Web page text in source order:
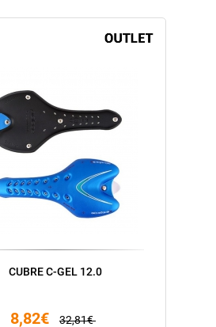
CUBRE C-GEL 12.0
8,82€ 32,81€